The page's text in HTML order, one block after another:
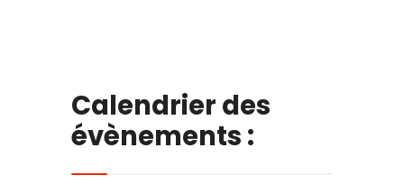
Calendrier des
évènements :